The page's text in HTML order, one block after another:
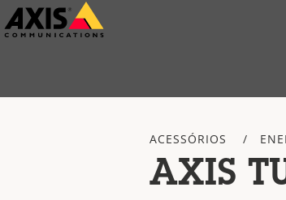
Pular
para
ACESSÓRIOS
AXIS